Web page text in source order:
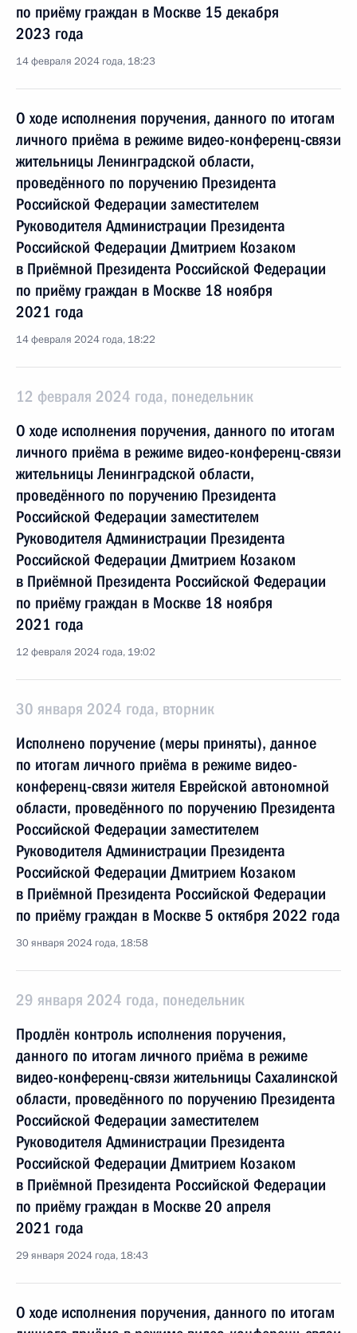
по приёму граждан в Москве 15 декабря
2023 года
14 февраля 2024 года, 18:23
О ходе исполнения поручения, данного по итогам
личного приёма в режиме видео-конференц-связи
жительницы Ленинградской области,
проведённого по поручению Президента
Российской Федерации заместителем
Руководителя Администрации Президента
Российской Федерации Дмитрием Козаком
в Приёмной Президента Российской Федерации
по приёму граждан в Москве 18 ноября
2021 года
14 февраля 2024 года, 18:22
12 февраля 2024 года, понедельник
О ходе исполнения поручения, данного по итогам
личного приёма в режиме видео-конференц-связи
жительницы Ленинградской области,
проведённого по поручению Президента
Российской Федерации заместителем
Руководителя Администрации Президента
Российской Федерации Дмитрием Козаком
в Приёмной Президента Российской Федерации
по приёму граждан в Москве 18 ноября
2021 года
12 февраля 2024 года, 19:02
30 января 2024 года, вторник
Исполнено поручение (меры приняты), данное
по итогам личного приёма в режиме видео-
конференц-связи жителя Еврейской автономной
области, проведённого по поручению Президента
Российской Федерации заместителем
Руководителя Администрации Президента
Российской Федерации Дмитрием Козаком
в Приёмной Президента Российской Федерации
по приёму граждан в Москве 5 октября 2022 года
30 января 2024 года, 18:58
29 января 2024 года, понедельник
Продлён контроль исполнения поручения,
данного по итогам личного приёма в режиме
видео-конференц-связи жительницы Сахалинской
области, проведённого по поручению Президента
Российской Федерации заместителем
Руководителя Администрации Президента
Российской Федерации Дмитрием Козаком
в Приёмной Президента Российской Федерации
по приёму граждан в Москве 20 апреля
2021 года
29 января 2024 года, 18:43
О ходе исполнения поручения, данного по итогам